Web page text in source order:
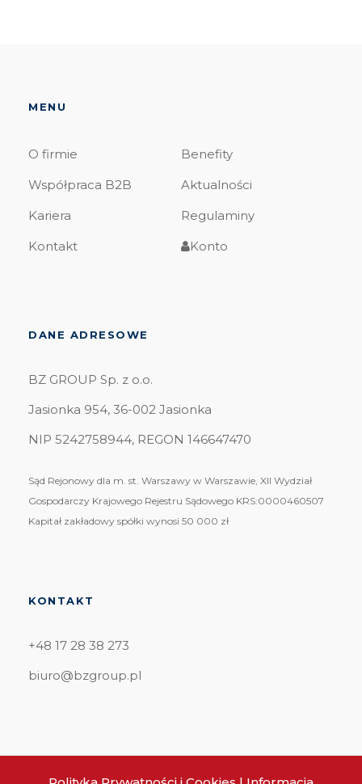
MENU
O firmie
Benefity
Współpraca B2B
Aktualności
Kariera
Regulaminy
Kontakt
Konto
DANE ADRESOWE
BZ GROUP Sp. z o.o.
Jasionka 954, 36-002 Jasionka
NIP 5242758944, REGON 146647470
Sąd Rejonowy dla m. st. Warszawy w Warszawie, XII Wydział
Gospodarczy Krajowego Rejestru Sądowego KRS:0000460507
Kapitał zakładowy spółki wynosi 50 000 zł
KONTAKT
+48 17 28 38 273
biuro@bzgroup.pl